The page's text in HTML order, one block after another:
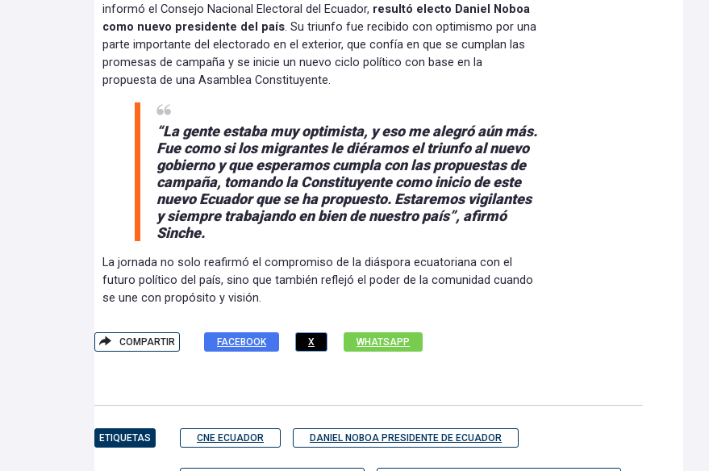
informó el Consejo Nacional Electoral del Ecuador, resultó electo Daniel Noboa
como nuevo presidente del país. Su triunfo fue recibido con optimismo por una
parte importante del electorado en el exterior, que confía en que se cumplan las
promesas de campaña y se inicie un nuevo ciclo político con base en la
propuesta de una Asamblea Constituyente.
“La gente estaba muy optimista, y eso me alegró aún más.
Fue como si los migrantes le diéramos el triunfo al nuevo
gobierno y que esperamos cumpla con las propuestas de
campaña, tomando la Constituyente como inicio de este
nuevo Ecuador que se ha propuesto. Estaremos vigilantes
y siempre trabajando en bien de nuestro país”, afirmó
Sinche.
La jornada no solo reafirmó el compromiso de la diáspora ecuatoriana con el
futuro político del país, sino que también reflejó el poder de la comunidad cuando
se une con propósito y visión.
COMPARTIR FACEBOOK X WHATSAPP
ETIQUETAS CNE ECUADOR DANIEL NOBOA PRESIDENTE DE ECUADOR